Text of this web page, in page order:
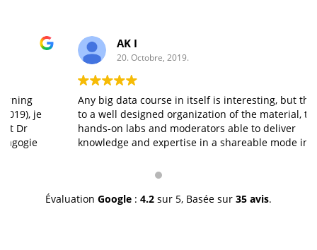
AK I
20. Octobre, 2019.
Any big data course in itself is interesting, but thanks
to a well designed organization of the material, the
hands-on labs and moderators able to deliver
knowledge and expertise in a shareable mode instead
was professionally great in doing exactly what it is
a job well done.
Évaluation Google : 4.2 sur 5, Basée sur 35 avis.